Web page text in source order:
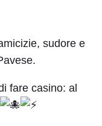
sudore e
fare casino: al